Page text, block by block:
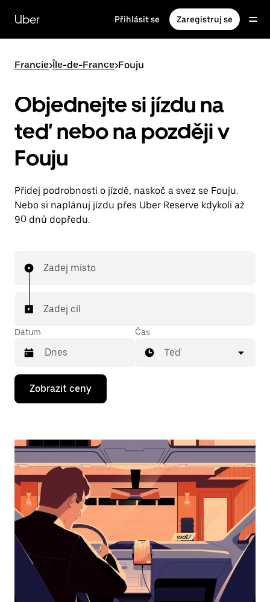
hlavní
obsah
Uber Přihlásit se Zaregistruj se
Francie>Île-de-France>Fouju
Objednejte si jízdu na
teď nebo na později v
Fouju
Přidej podrobnosti o jízdě, naskoč a svez se Fouju.
Nebo si naplánuj jízdu přes Uber Reserve kdykoli až
90 dnů dopředu.
Zadej místo
Zadej cíl
Datum
Stisknutím
klávesy
se
kalendář
vybrat
datum.
Stisknutím
klávesy
Esc
zavřeš
kalendář.
Čas
Teď
Zobrazit ceny